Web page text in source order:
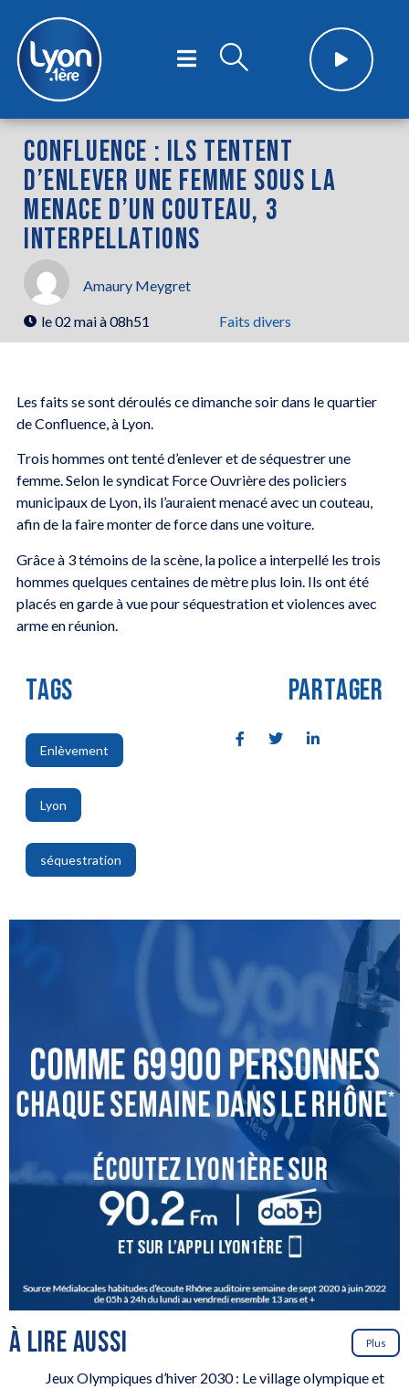
CONFLUENCE : ILS TENTENT
D’ENLEVER UNE FEMME SOUS LA
MENACE D’UN COUTEAU, 3
INTERPELLATIONS
Amaury Meygret
le02 mai à 08h51 Faits divers
Les faits se sont déroulés ce dimanche soir dans le quartier
de Confluence, à Lyon.
Trois hommes ont tenté d’enlever et de séquestrer une
femme. Selon le syndicat Force Ouvrière des policiers
municipaux de Lyon, ils l’auraient menacé avec un couteau,
afin de la faire monter de force dans une voiture.
Grâce à 3 témoins de la scène, la police a interpellé les trois
hommes quelques centaines de mètre plus loin. Ils ont été
placés en garde à vue pour séquestration et violences avec
arme en réunion.
TAGS
Enlèvement
,
Lyon
,
séquestration
PARTAGER
À LIRE AUSSI Plus
Jeux Olympiques d’hiver 2030 : Le village olympique et